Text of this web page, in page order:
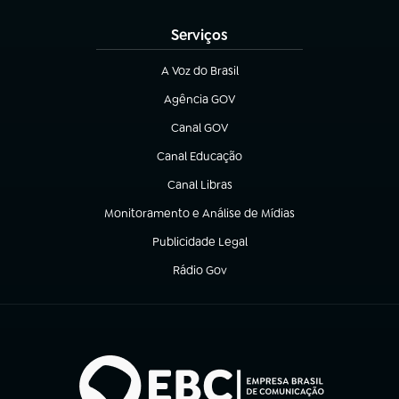
Serviços
A Voz do Brasil
(abre em nova aba)
Agência GOV
(abre em nova aba)
Canal GOV
(abre em nova aba)
Canal Educação
(abre em nova aba)
Canal Libras
(abre em nova aba)
Monitoramento e Análise de Mídias
(abre em nova aba)
Publicidade Legal
(abre em nova aba)
Rádio Gov
(abre em nova aba)